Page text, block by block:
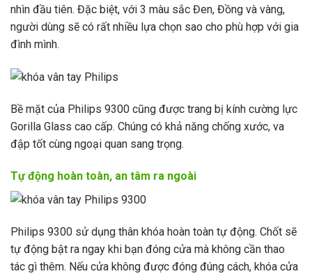
nhìn đầu tiên. Đặc biệt, với 3 màu sắc Đen, Đồng và vàng,
người dùng sẽ có rất nhiều lựa chọn sao cho phù hợp với gia
đình mình.
Bề mặt của Philips 9300 cũng được trang bị kính cường lực
Gorilla Glass cao cấp. Chúng có khả năng chống xước, va
đập tốt cùng ngoại quan sang trọng.
Tự động hoàn toàn, an tâm ra ngoài
Philips 9300 sử dụng thân khóa hoàn toàn tự động. Chốt sẽ
tự động bật ra ngay khi bạn đóng cửa mà không cần thao
tác gì thêm. Nếu cửa không được đóng đúng cách, khóa cửa